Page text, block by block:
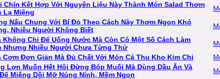
Chín Kết Hợp Với Nguyên Liệu Này Thành Món Salad Thơm
Lạ Miệng
Nấu Chung Với Bí Đỏ Theo Cách Này Thơm Ngon Khó
Nhiều Người Không Biết
Không Chỉ Để Uống Nước Mà Còn Có Một Số Cách Làm
Nhưng Nhiều Người Chưa Từng Thử
Cơm Đơn Giản Mà Đủ Chất Với Món Cá Thu Kho Kim Chi
Lợn Muốn Hết Hôi Đừng Bóp Muối Mà Dùng Dầu Ăn Và
Miếng Dồi Mỡ Núng Nính, Mềm Ngon